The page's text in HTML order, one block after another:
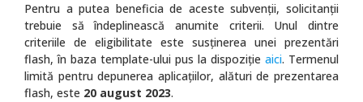
Pentru a putea beneficia de aceste subvenții, solicitanții
trebuie să îndeplinească anumite criterii. Unul dintre
criteriile de eligibilitate este susținerea unei prezentări
flash, în baza template-ului pus la dispoziție aici. Termenul
limită pentru depunerea aplicațiilor, alături de prezentarea
flash, este 20 august 2023.